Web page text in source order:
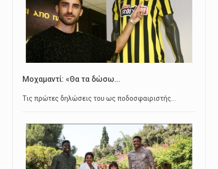
Μοχαμαντί: «Θα τα δώσω...
Τις πρώτες δηλώσεις του ως ποδοσφαιριστής…